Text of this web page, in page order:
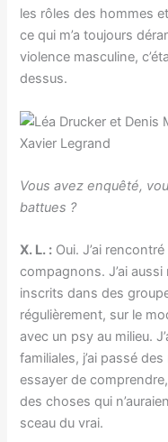
les rôles des hommes
ce qui m’a toujours
violence masculine,
dessus.
Vous avez enquêté,
battues ?
X. L. : Oui. J’ai
compagnons. J’ai
inscrits dans des
régulièrement, sur le
avec un psy au milieu.
familiales, j’ai passé
essayer de
des choses qui
sceau du vrai.